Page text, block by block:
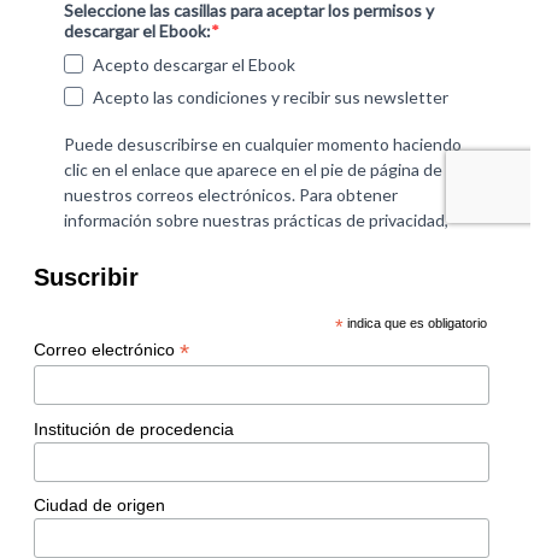
Suscribir
* indica que es obligatorio
Correo electrónico *
Institución de procedencia
Ciudad de origen